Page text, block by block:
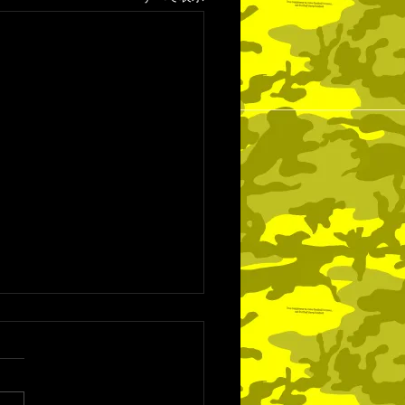
日の試合結果
（日） 埼玉県3部リーグ